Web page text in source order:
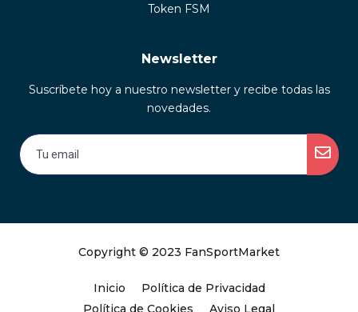
Token FSM
Newsletter
Suscríbete hoy a nuestro newsletter y recibe todas las
novedades.
Copyright © 2023 FanSportMarket
Inicio
Política de Privacidad
Política de Cookies
Aviso Legal